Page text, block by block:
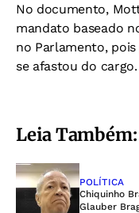
No documento,
mandato baseado
no Parlamento,
se afastou do cargo.
Leia Também:
POLÍTICA
Chiquinho
Glauber